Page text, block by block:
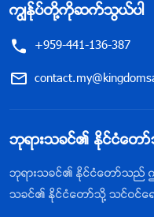
ကြၽန္ုပ္တို႔ကိုဆက္သြယ္ပါ
+959-441-136-387
ဘုရားသခင္၏ ႏိုင္ငံေတ
ဘုရားသခင္၏ ႏိုင္ငံေတာ္သည္ ဤ
သခင္၏ ႏိုင္ငံေတာ္သို႔ သင္ဝင္ေ